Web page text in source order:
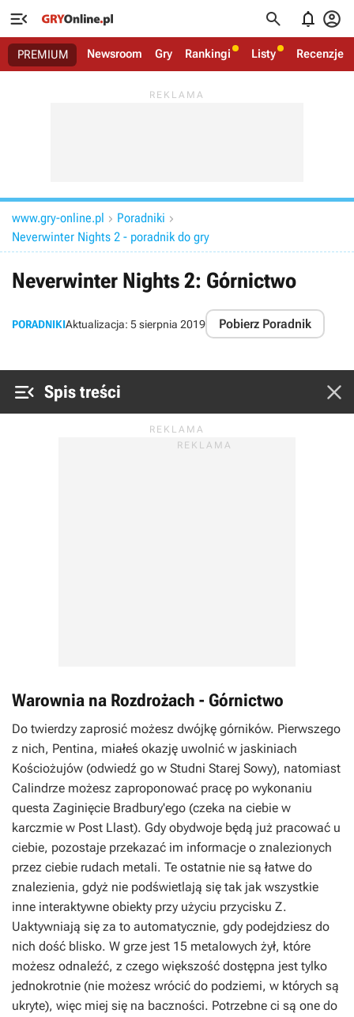
   
PREMIUM Newsroom Gry Rankingi Listy Recenzje
www.gry-online.pl  Poradniki 
Neverwinter Nights 2 - poradnik do gry
Neverwinter Nights 2: Górnictwo
PORADNIKIAktualizacja: 5 sierpnia 2019 Pobierz Poradnik
 Spis treści 
Warownia na Rozdrożach - Górnictwo
Do twierdzy zaprosić możesz dwójkę górników. Pierwszego
z nich, Pentina, miałeś okazję uwolnić w jaskiniach
Kościożujów (odwiedź go w Studni Starej Sowy), natomiast
Calindrze możesz zaproponować pracę po wykonaniu
questa Zaginięcie Bradbury'ego (czeka na ciebie w
karczmie w Post Llast). Gdy obydwoje będą już pracować u
ciebie, pozostaje przekazać im informacje o znalezionych
przez ciebie rudach metali. Te ostatnie nie są łatwe do
znalezienia, gdyż nie podświetlają się tak jak wszystkie
inne interaktywne obiekty przy użyciu przycisku Z.
Uaktywniają się za to automatycznie, gdy podejdziesz do
nich dość blisko. W grze jest 15 metalowych żył, które
możesz odnaleźć, z czego większość dostępna jest tylko
jednokrotnie (nie możesz wrócić do podziemi, w których są
ukryte), więc miej się na baczności. Potrzebne ci są one do